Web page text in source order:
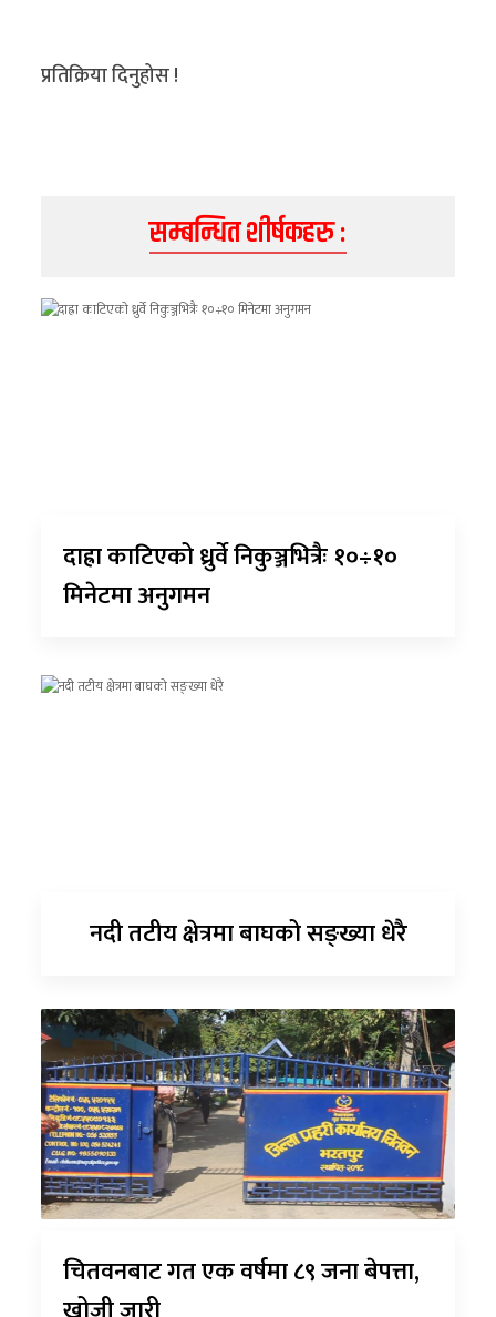
प्रतिक्रिया दिनुहोस !
सम्बन्धित शीर्षकहरु :
दाह्रा काटिएको ध्रुर्वे निकुञ्जभित्रैः १०÷१०
मिनेटमा अनुगमन
नदी तटीय क्षेत्रमा बाघको सङ्ख्या धेरै
चितवनबाट गत एक वर्षमा ८९ जना बेपत्ता,